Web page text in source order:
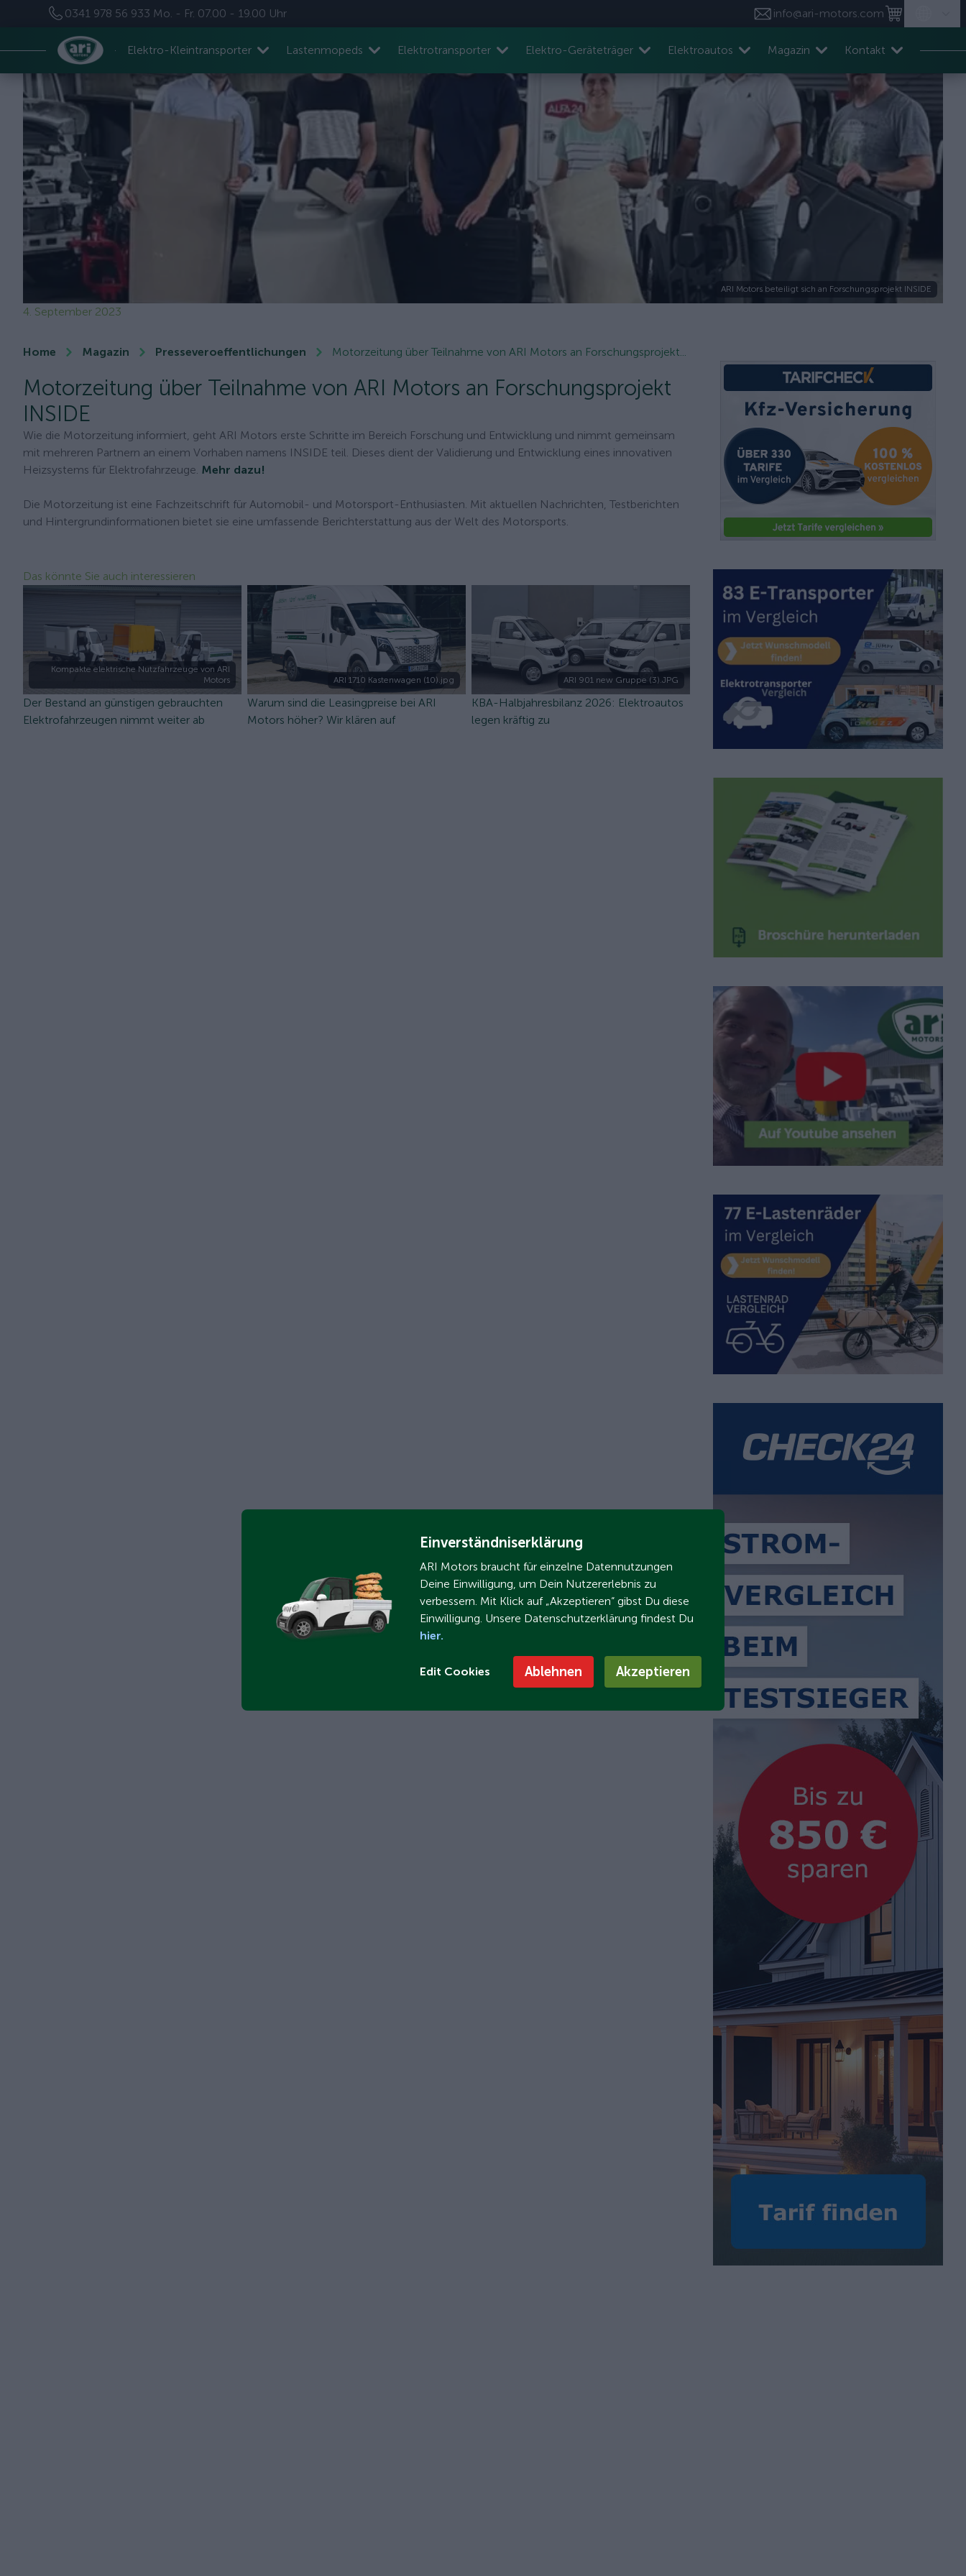
0341 978 56 933 Mo. - Fr. 07.00 - 19.00 Uhr info@ari-motors.com
Elektro-Kleintransporter Lastenmopeds Elektrotransporter Elektro-Geräteträger Elektroautos Magazin Kontakt
ARI Motors beteiligt sich an Forschungsprojekt INSIDE
4. September 2023
Home Magazin Presseveroeffentlichungen Motorzeitung über Teilnahme von ARI Motors an Forschungsprojekt...
Motorzeitung über Teilnahme von ARI Motors an Forschungsprojekt
INSIDE
Wie die Motorzeitung informiert, geht ARI Motors erste Schritte im Bereich Forschung und Entwicklung und nimmt gemeinsam
mit mehreren Partnern an einem Vorhaben namens INSIDE teil. Dieses dient der Validierung und Entwicklung eines innovativen
Heizsystems für Elektrofahrzeuge. Mehr dazu!
Die Motorzeitung ist eine Fachzeitschrift für Automobil- und Motorsport-Enthusiasten. Mit aktuellen Nachrichten, Testberichten
und Hintergrundinformationen bietet sie eine umfassende Berichterstattung aus der Welt des Motorsports.
Das könnte Sie auch interessieren
Kompakte elektrische Nutzfahrzeuge von ARI
Motors
Der Bestand an günstigen gebrauchten
Elektrofahrzeugen nimmt weiter ab
ARI 1710 Kastenwagen (10).jpg
Warum sind die Leasingpreise bei ARI
Motors höher? Wir klären auf
ARI 901 new Gruppe (3).JPG
KBA-Halbjahresbilanz 2026: Elektroautos
legen kräftig zu
Einverständniserklärung
ARI Motors braucht für einzelne Datennutzungen
Deine Einwilligung, um Dein Nutzererlebnis zu
verbessern. Mit Klick auf „Akzeptieren“ gibst Du diese
Einwilligung. Unsere Datenschutzerklärung findest Du
hier.
Edit Cookies Ablehnen Akzeptieren